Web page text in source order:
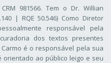
981566. Tem o Dr. Willian
| RQE 50.546) Como Diretor
responsável pela
dos textos presentes
é o responsável pela sua
orientado ao público leigo e seu